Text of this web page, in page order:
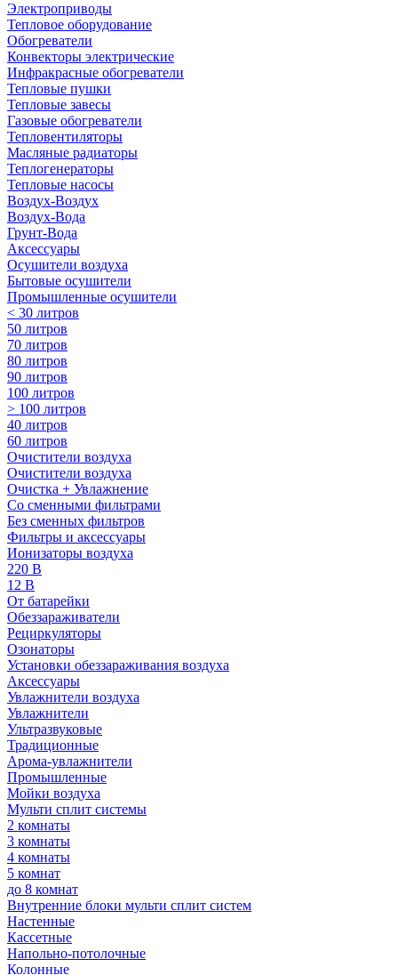
Электроприводы
Тепловое оборудование
Обогреватели
Конвекторы электрические
Инфракрасные обогреватели
Тепловые пушки
Тепловые завесы
Газовые обогреватели
Тепловентиляторы
Масляные радиаторы
Теплогенераторы
Тепловые насосы
Воздух-Воздух
Воздух-Вода
Грунт-Вода
Аксессуары
Осушители воздуха
Бытовые осушители
Промышленные осушители
< 30 литров
50 литров
70 литров
80 литров
90 литров
100 литров
> 100 литров
40 литров
60 литров
Очистители воздуха
Очистители воздуха
Очистка + Увлажнение
Cо сменными фильтрами
Без сменных фильтров
Фильтры и аксессуары
Ионизаторы воздуха
220 В
12 В
От батарейки
Обеззараживатели
Рециркуляторы
Озонаторы
Установки обеззараживания воздуха
Аксессуары
Увлажнители воздуха
Увлажнители
Ультразвуковые
Традиционные
Арома-увлажнители
Промышленные
Мойки воздуха
Мульти сплит системы
2 комнаты
3 комнаты
4 комнаты
5 комнат
до 8 комнат
Внутренние блоки мульти сплит систем
Настенные
Кассетные
Напольно-потолочные
Колонные